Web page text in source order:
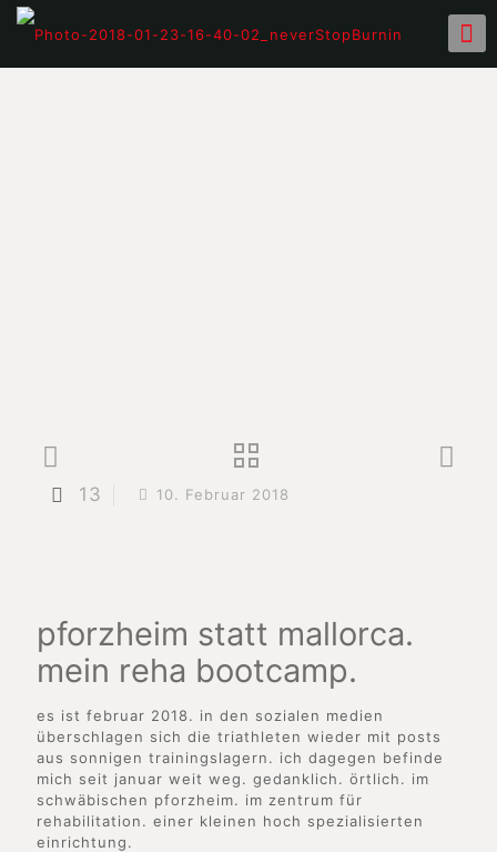
13 10. Februar 2018
pforzheim statt mallorca.
mein reha bootcamp.
es ist februar 2018. in den sozialen medien
überschlagen sich die triathleten wieder mit posts
aus sonnigen trainingslagern. ich dagegen befinde
mich seit januar weit weg. gedanklich. örtlich. im
schwäbischen pforzheim. im zentrum für
rehabilitation. einer kleinen hoch spezialisierten
einrichtung.